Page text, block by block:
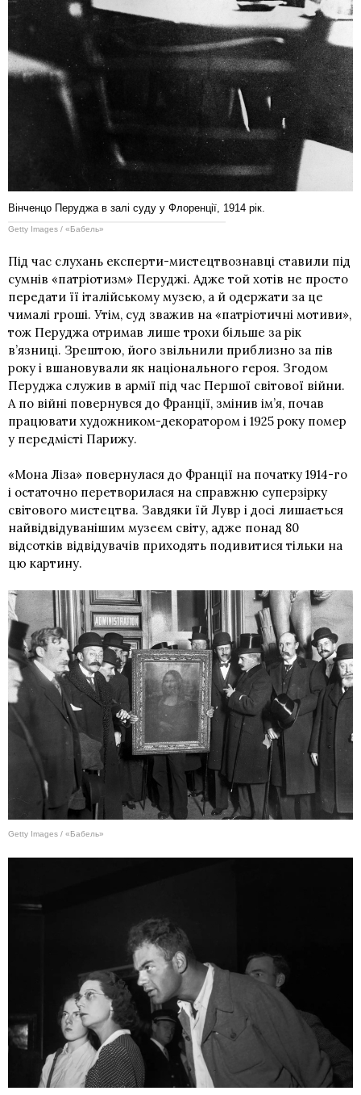
Вінченцо Перуджа в залі суду у Флоренції, 1914 рік.
Getty Images / «Бабель»
Під час слухань експерти-мистецтвознавці ставили під
сумнів «патріотизм» Перуджі. Адже той хотів не просто
передати її італійському музею, а й одержати за це
чималі гроші. Утім, суд зважив на «патріотичні мотиви»,
тож Перуджа отримав лише трохи більше за рік
в’язниці. Зрештою, його звільнили приблизно за пів
року і вшановували як національного героя. Згодом
Перуджа служив в армії під час Першої світової війни.
А по війні повернувся до Франції, змінив ім’я, почав
працювати художником-декоратором і 1925 року помер
у передмісті Парижу.
«Мона Ліза» повернулася до Франції на початку 1914-го
і остаточно перетворилася на справжню суперзірку
світового мистецтва. Завдяки їй Лувр і досі лишається
найвідвідуванішим музеєм світу, адже понад 80
відсотків відвідувачів приходять подивитися тільки на
цю картину.
Getty Images / «Бабель»